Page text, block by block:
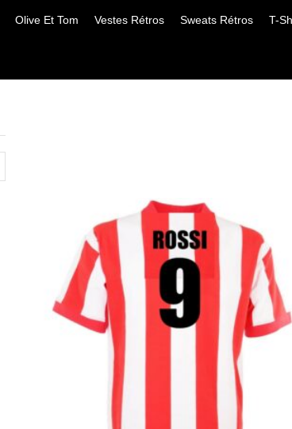
Olive Et Tom Vestes Rétros Sweats Rétros T-